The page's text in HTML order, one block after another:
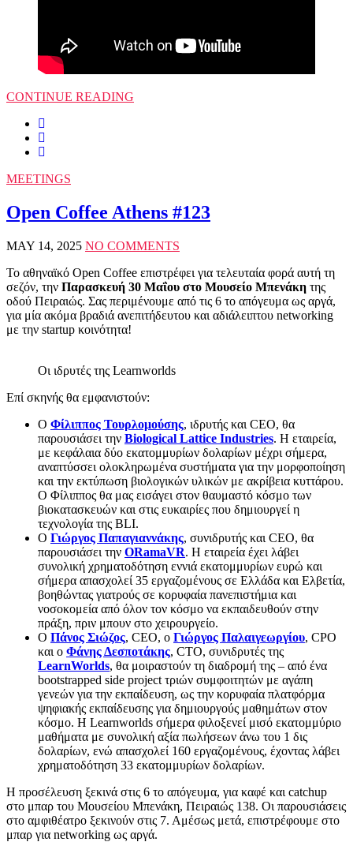
CONTINUE READING
MEETINGS
Open Coffee Athens #123
MAY 14, 2025 NO COMMENTS
Το αθηναϊκό Open Coffee επιστρέφει για τελευταία φορά αυτή τη
σεζόν, την Παρασκευή 30 Μαΐου στο Μουσείο Μπενάκη της
οδού Πειραιώς. Σας περιμένουμε από τις 6 το απόγευμα ως αργά,
για μία ακόμα βραδιά ανεπιτήδευτου και αδιάλειπτου networking
με την startup κοινότητα!
Οι ιδρυτές της Learnworlds
Επί σκηνής θα εμφανιστούν:
Ο Φίλιππος Τουρλομούσης, ιδρυτής και CEO, θα
παρουσιάσει την Biological Lattice Industries. Η εταιρεία,
με κεφάλαια δύο εκατομμυρίων δολαρίων μέχρι σήμερα,
αναπτύσσει ολοκληρωμένα συστήματα για την μορφοποίηση
και την εκτύπωση βιολογικών υλικών με ακρίβεια κυττάρου.
Ο Φίλιππος θα μας εισάγει στον θαυμαστό κόσμο των
βιοκατασκευών και στις ευκαιρίες που δημιουργεί η
τεχνολογία της BLI.
Ο Γιώργος Παπαγιαννάκης, συνιδρυτής και CEO, θα
παρουσιάσει την ORamaVR. Η εταιρεία έχει λάβει
συνολική χρηματοδότηση εννιά εκατομμυρίων ευρώ και
σήμερα απασχολεί 35 εργαζομένους σε Ελλάδα και Ελβετία,
βοηθώντας γιατρούς σε κορυφαία πανεπιστήμια και
νοσοκομεία από όλον τον κόσμο να εκπαιδευθούν στην
πράξη, πριν μπουν στο χειρουργείο.
Ο Πάνος Σιώζος, CEO, ο Γιώργος Παλαιγεωργίου, CPO
και ο Φάνης Δεσποτάκης, CTO, συνιδρυτές της
LearnWorlds, θα μοιραστούν τη διαδρομή της – από ένα
bootstrapped side project τριών συμφοιτητών με αγάπη
γενεών για την εκπαίδευση, ως την κορυφαία πλατφόρμα
ψηφιακής εκπαίδευσης για δημιουργούς μαθημάτων στον
κόσμο. Η Learnworlds σήμερα φιλοξενεί μισό εκατομμύριο
μαθήματα με συνολική αξία πωλήσεων άνω του 1 δις
δολαρίων, ενώ απασχολεί 160 εργαζομένους, έχοντας λάβει
χρηματοδότηση 33 εκατομμυρίων δολαρίων.
Η προσέλευση ξεκινά στις 6 το απόγευμα, για καφέ και catchup
στο μπαρ του Μουσείου Μπενάκη, Πειραιώς 138. Οι παρουσιάσεις
στο αμφιθέατρο ξεκινούν στις 7. Αμέσως μετά, επιστρέφουμε στο
μπαρ για networking ως αργά.